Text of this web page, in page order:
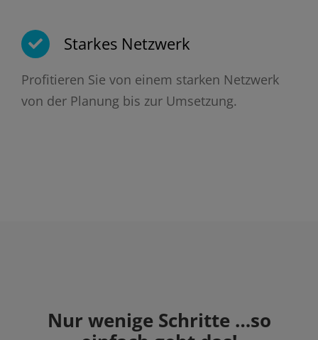
Starkes Netzwerk
Profitieren Sie von einem starken Netzwerk
von der Planung bis zur Umsetzung.
Nur wenige Schritte …so